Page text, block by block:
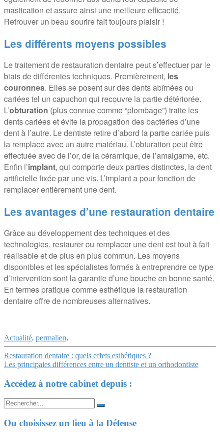
mastication et assure ainsi une meilleure efficacité.
Retrouver un beau sourire fait toujours plaisir !
Les différents moyens possibles
Le traitement de restauration dentaire peut s’effectuer par le
biais de différentes techniques. Premièrement, les
couronnes. Elles se posent sur des dents abîmées ou
cariées tel un capuchon qui recouvre la partie détériorée.
L’obturation (plus connue comme “plombage”) traite les
dents cariées et évite la propagation des bactéries d’une
dent à l’autre. Le dentiste retire d’abord la partie cariée puis
la remplace avec un autre matériau. L’obturation peut être
effectuée avec de l’or, de la céramique, de l’amalgame, etc.
Enfin l’implant, qui comporte deux parties distinctes, la dent
artificielle fixée par une vis. L’implant a pour fonction de
remplacer entièrement une dent.
Les avantages d’une restauration dentaire
Grâce au développement des techniques et des
technologies, restaurer ou remplacer une dent est tout à fait
réalisable et de plus en plus commun. Les moyens
disponibles et les spécialistes formés à entreprendre ce type
d’intervention sont la garantie d’une bouche en bonne santé.
En termes pratique comme esthétique la restauration
dentaire offre de nombreuses alternatives.
Actualité. permalien.
Navigation
Article
Restauration dentaire : quels effets esthétiques ?
Les principales différences entre un dentiste et un orthodontiste
Accédez à notre cabinet depuis :
Search
for:
Ou choisissez un lieu à la Défense